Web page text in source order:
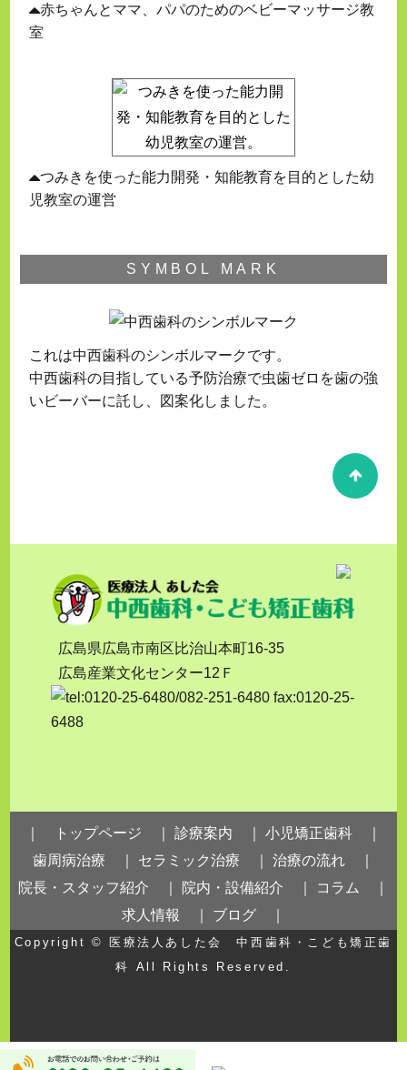
赤ちゃんとママ、パパのためのベビーマッサージ教
室
つみきを使った能力開発・知能教育を目的とした幼
児教室の運営
SYMBOL MARK
これは中西歯科のシンボルマークです。
中西歯科の目指している予防治療で虫歯ゼロを歯の強
いビーバーに託し、図案化しました。
広島県広島市南区比治山本町16-35
広島産業文化センター12Ｆ
｜ トップページ ｜ 診療案内 ｜
小児矯正歯科 ｜
歯周病治療 ｜
セラミック治療 ｜
治療の流れ ｜
院長・スタッフ紹介 ｜
院内・設備紹介 ｜
コラム ｜
求人情報 ｜
ブログ ｜
Copyright © 医療法人あした会 中西歯科・こども矯正歯
科
All Rights Reserved.